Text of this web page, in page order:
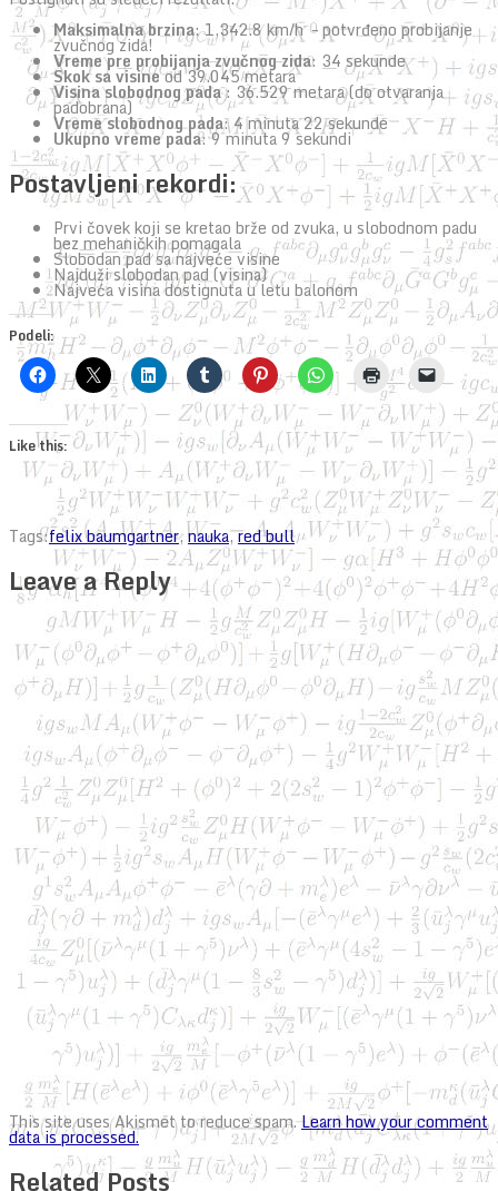
Maksimalna brzina: 1,342.8 km/h – potvrđeno probijanje
zvučnog zida!
Vreme pre probijanja zvučnog zida: 34 sekunde
Skok sa visineod 39.045 metara
Visina slobodnog pada: 36.529 metara (do otvaranja
padobrana)
Vreme slobodnog pada: 4 minuta 22 sekunde
Ukupno vreme pada: 9 minuta 9 sekundi
Postavljeni rekordi:
Prvi čovek koji se kretao brže od zvuka, u slobodnom padu
bez mehaničkih pomagala
Slobodan pad sa najveće visine
Najduži slobodan pad (visina)
Najveća visina dostignuta u letu balonom
Podeli:
Like this:
Tags:felix baumgartner,nauka,red bull
Leave a Reply
This site uses Akismet to reduce spam.Learn how your comment
data is processed.
Related Posts